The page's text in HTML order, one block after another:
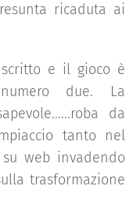
ricaduta ai
e il gioco è
due. La
da
tanto nel
web invadendo
trasformazione